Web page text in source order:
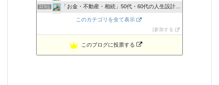
323位 「お金・不動産・相続」50代・60代の人生設計をサポート
島根の行政書士＆ファイナンシャルプランナー小室寿明
このカテゴリを全て表示
参加する
このブログに投票する